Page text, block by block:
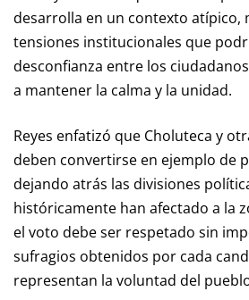
desarrolla en un contexto atípico,
tensiones institucionales que
desconfianza entre los
a mantener la calma y la unidad.
Reyes enfatizó que Choluteca y
deben convertirse en ejemplo de
dejando atrás las divisiones
históricamente han afectado a la
el voto debe ser respetado sin
sufragios obtenidos por cada
representan la voluntad del